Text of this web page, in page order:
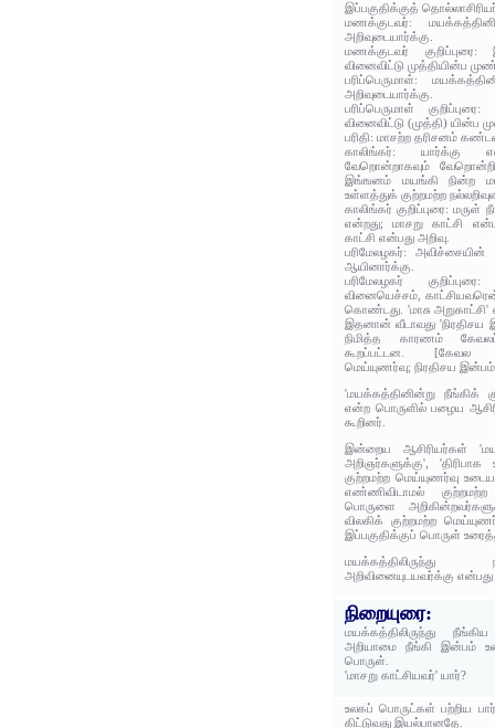
இப்பகுதிக்குத்
மணக்குடவர்:
அறிவுடையார்க்கு.
மணக்குடவர் குறிப்புரை:
வினைவிட்டு முத்தியின்ப
பரிப்பெருமாள்:
அறிவுடையார்க்கு.
பரிப்பெருமாள்
வினைவிட்டு (முத்தி) யின்ப
பரிதி: மாசற்ற தரிசனம்
காலிங்கர்: யார்க்கு
வேறொன்றாகவும்
இங்ஙனம் மயங்கி நின்ற
உள்ளத்துக் குற்றமற்ற
காலிங்கர் குறிப்புரை:
என்றது; மாசறு காட்சி
காட்சி என்பது அறிவு.
பரிமேலழகர்: அவிச்சையின்
ஆயினார்க்கு.
பரிமேலழகர்
வினையெச்சம்,
கொண்டது. 'மாசு
இதனான் வீடாவது
நிமித்த காரணம்
கூறப்பட்டன. [கேவல
மெய்யுணர்வு; நிரதிசய
'மயக்கத்தினின்று நீங்கிக்
என்ற பொருளில் பழைய
கூறினர்.
இன்றைய ஆசிரியர்கள்
அறிஞர்களுக்கு',
குற்றமற்ற மெய்யுணர்வு
எண்ணிவிடாமல்
பொருளை
விலகிக் குற்றமற்ற
இப்பகுதிக்குப் பொருள்
அறிவினையுடயவர்க்கு
நிறையுரை:
மயக்கத்திலிருந்து
அறியாமை நீங்கி இன்பம்
பொருள்.
'மாசறு காட்சியவர்' யார்?
உலகப் பொருட்கள் பற்றிய
கிட்டுவது இயல்பானதே.